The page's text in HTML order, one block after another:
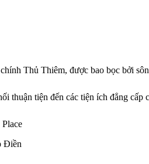
Thủ Thiêm, được bao bọc bởi
thuận tiện đến các tiện ích đẳng cấp
Điền